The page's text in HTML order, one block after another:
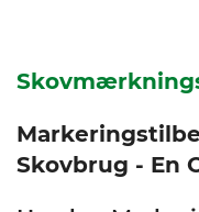
Skovbrug - En